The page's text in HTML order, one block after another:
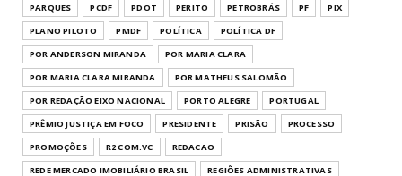
PARQUES
PCDF PDOT PERITO PETROBRÁS PF
PIX
PLANO PILOTO
PMDF POLÍTICA
POLÍTICA DF
POR ANDERSON MIRANDA
POR MARIA CLARA
POR MARIA CLARA MIRANDA
POR MATHEUS SALOMÃO
POR REDAÇÃO EIXO NACIONAL
PORTO ALEGRE
PORTUGAL
PRÊMIO JUSTIÇA EM FOCO
PRESIDENTE PRISÃO
PROCESSO
PROMOÇÕES
R2 COM.VC
REDACAO
REDE MERCADO IMOBILIÁRIO BRASIL
REGIÕES ADMINISTRATIVAS